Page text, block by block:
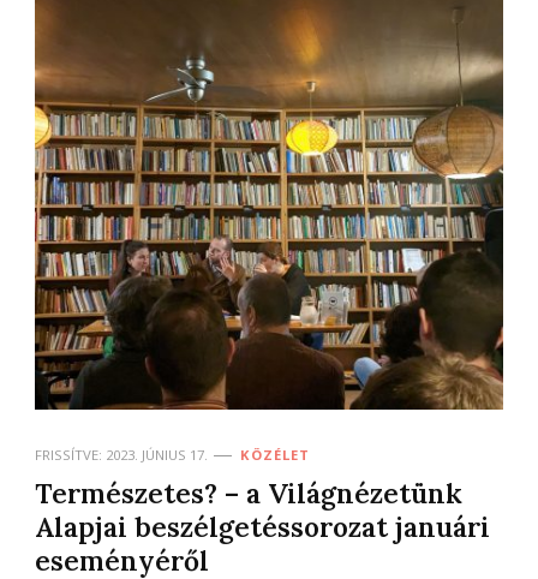
FRISSÍTVE: 2023. JÚNIUS 17. KÖZÉLET
Természetes? – a Világnézetünk
Alapjai beszélgetéssorozat januári
eseményéről